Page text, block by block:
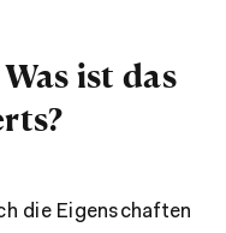
ist das
die Eigenschaften